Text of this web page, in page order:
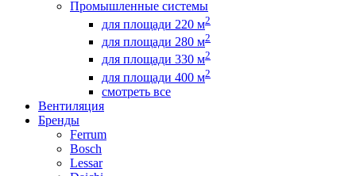
Промышленные системы
для площади 220 м2
для площади 280 м2
для площади 330 м2
для площади 400 м2
смотреть все
Вентиляция
Бренды
Ferrum
Bosch
Lessar